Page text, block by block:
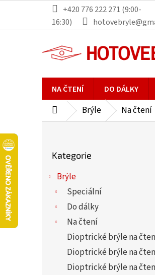
obsah
+420 776 222 271 (9:00-
16:30)
NA ČTENÍ DO DÁLKY
DomůBrýle Na čtení
kategorie
Kategorie
Brýle
Speciální
Do dálky
Na čtení
Dioptrické brýle na
Dioptrické brýle na
Dioptrické brýle na